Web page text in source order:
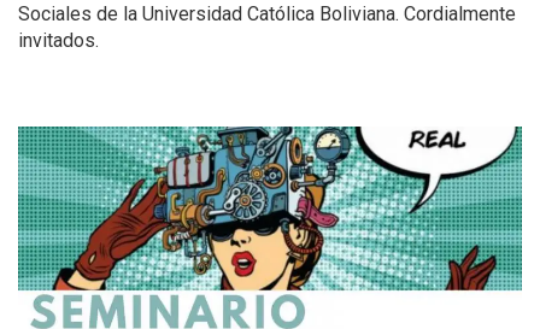
Sociales de la Universidad Católica Boliviana. Cordialmente
invitados.